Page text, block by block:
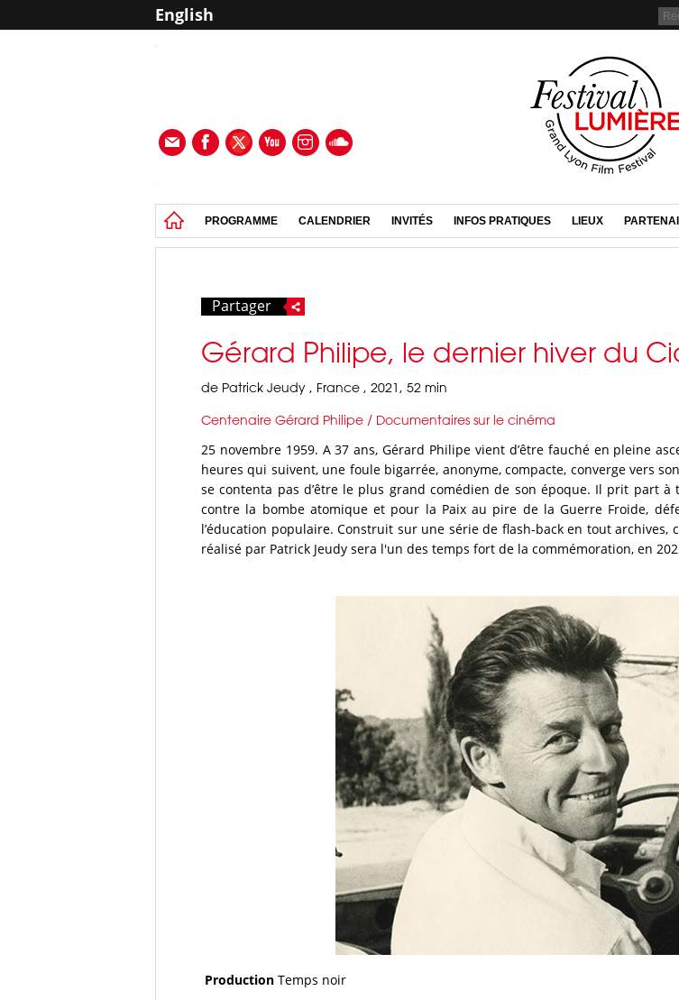
English
PROGRAMME CALENDRIER INVITÉS INFOS PRATIQUES LIEUX
Partager
Gérard Philipe, le dernier hiver du
de Patrick Jeudy , France , 2021, 52 min
Centenaire Gérard Philipe / Documentaires sur le cinéma
25 novembre 1959. A 37 ans, Gérard Philipe vient d’être fauché en pleine
heures qui suivent, une foule bigarrée, anonyme, compacte, converge vers
se contenta pas d’être le plus grand comédien de son époque. Il prit part
contre la bombe atomique et pour la Paix au pire de la Guerre Froide,
l’éducation populaire. Construit sur une série de flash-back en tout
réalisé par Patrick Jeudy sera l'un des temps fort de la commémoration, en
Production Temps noir